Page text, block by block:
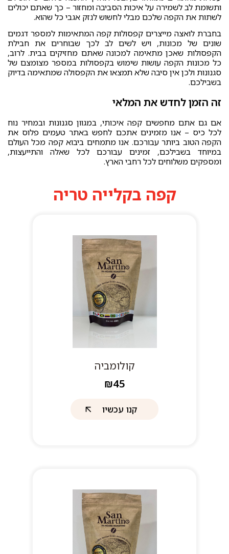
קפה בקלייה טריה
קולומביה
₪45
קנו עכשיו
ותשומת לב לשמירה על איכות הסביבה ומחזור – כך שאתם יכולים
לשתות את הקפה שלכם מבלי לחשוש לנזק אגבי כל שהוא.
בחברת לואצה מייצרים קפסולות קפה המתאימות למספר דגמים
שונים של מכונות, ויש לשים לב לכך שבוחרים את חבילת
הקפסולות שאכן מתאימה למכונה שאתם מחזיקים בבית. לרוב,
כל מכונות הקפה עושות שימוש בקפסולות במספר מצומצם של
סגנונות ולכן אין סיבה שלא תמצאו את הקפסולה שמתאימה בדיוק
בשבילכם.
זה הזמן לחדש את המלאי
אם גם אתם מחפשים קפה איכותי, במגוון סגנונות ובמחיר נוח
לכל כיס – אנו מזמינים אתכם לחפש באתר טעמים פלוס את
הקפה הטוב ביותר עבורכם. אנו מתמחים ביבוא קפה מכל העולם
במיוחד בשבילכם, זמינים עבורכם לכל שאלה והתייעצות,
ומספקים משלוחים לכל רחבי הארץ.